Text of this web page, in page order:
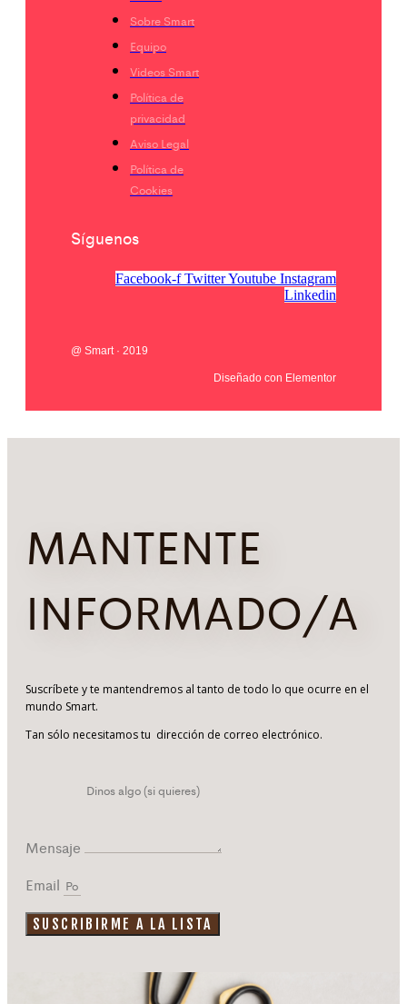
Sobre Smart
Equipo
Videos Smart
Política de
privacidad
Aviso Legal
Política de
Cookies
Síguenos
Facebook-f TwitterYoutube Instagram
Linkedin
@ Smart · 2019
Diseñado con Elementor
MANTENTE
INFORMADO/A
Suscríbete y te mantendremos al tanto de todo lo que ocurre en el
mundo Smart.
Tan sólo necesitamos tu dirección de correo electrónico.
Mensaje
Email
SUSCRIBIRME A LA LISTA